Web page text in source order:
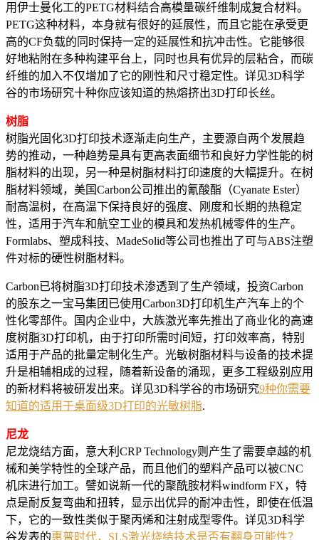
用伊士曼化工的PETG材料结合高模量碳纤维制成复合材料。
PETG这种材料，本身就有很好的延展性，而且它能在承受更
高的CF负载的同时保持一定的延展性和抗冲击性。它能够很
好地粘附在多种构建平台上，同时也具有优异的层粘合，而碳
纤维的加入不仅增加了它的刚性和尺寸稳定性。详见3D科学
谷的市场研究十种你应该知道的热熔挤出3D打印长丝。
树脂
树脂光固化3D打印技术逐渐走向生产，主要源自两个发展趋
势的推动，一种趋势是具有更高表面细节和良好力学性能的树
脂材料的出现，另一种是树脂材料打印速度的大幅提升。在树
脂材料领域，美国Carbon公司推出的氰酸酯（Cyanate Ester）
耐高温树，在高温下保持良好的强度、刚度和长期的热稳定
性，适用于汽车和航空工业的模具和发热机械零件的生产。
Formlabs、塑成科技、MadeSolid等公司也推出了可与ABS注塑
件对标的硬性树脂材料。
Carbon已将树脂3D打印技术渗透到了生产领域，投资Carbon
的股东之一宝马集团已使用Carbon3D打印机生产汽车上的个
性化零部件。国内企业中，大族激光率先推出了商业化的高速
度树脂3D打印机，由于打印所需时间短，打印效率高，特别
适用于产品的批量定制化生产。光敏树脂材料与设备的技术提
升是相辅相成的过程，随着新设备的涌现，更多工程级别应用
的新材料将被研发出来。详见3D科学谷的市场研究9种你需要
知道的适用于桌面级3D打印的光敏树脂.
尼龙
尼龙烧结方面，意大利CRP Technology则产生了需要卓越的机
械和美学特性的全球产品，而且他们的塑料产品可以被CNC
机床进行加工。譬如说新一代的聚酰胺材料windform FX，特
点是耐反复弯曲和扭转，显示出优异的耐冲击性，即使在低温
下，它的一致性类似于聚丙烯和注射成型零件。详见3D科学
谷发表的惠普时代，SLS激光烧结技术是否有翻身可能性？